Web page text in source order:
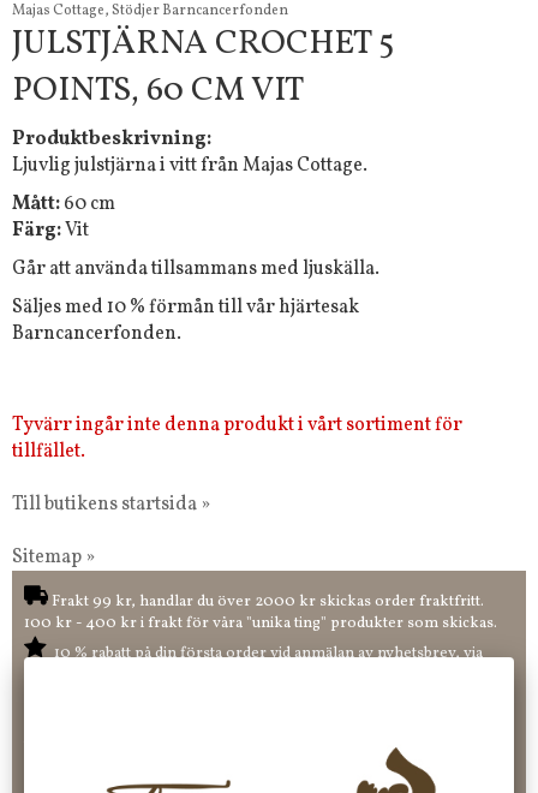
Majas Cottage, Stödjer Barncancerfonden
JULSTJÄRNA CROCHET 5
POINTS, 60 CM VIT
Produktbeskrivning:
Ljuvlig julstjärna i vitt från Majas Cottage.
Mått:60 cm
Färg:Vit
Går att använda tillsammans med ljuskälla.
Säljes med 10 % förmån till vår hjärtesak
Barncancerfonden.
Tyvärr ingår inte denna produkt i vårt sortiment för
tillfället.
Till butikens startsida »
Sitemap »
Frakt 99 kr, handlar du över 2000 kr skickas order fraktfritt.
100 kr - 400 kr i frakt för våra "unika ting" produkter som skickas.
10 % rabatt på din första order vid anmälan av nyhetsbrev, via
betalningstjänster. Och du kan även välja PAYSON betalningstjänst.
Nöjda kunder och strävar efter att ha snabba leveranser!